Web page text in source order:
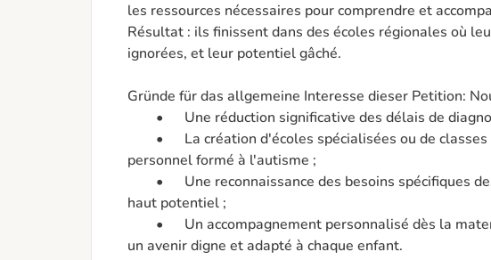
les ressources nécessaires pour comprendre et
Résultat : ils finissent dans des écoles régionales où
ignorées, et leur potentiel gâché.
Gründe für das allgemeine Interesse dieser Petition:
personnel formé à l'autisme ;
haut potentiel ;
un avenir digne et adapté à chaque enfant.